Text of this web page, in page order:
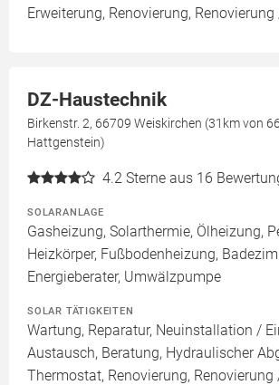
Erweiterung, Renovierung,
DZ-Haustechnik
Birkenstr. 2, 66709 Weiskirchen (31km von
Hattgenstein)
4.2 Sterne aus 16
SOLARANLAGE
Gasheizung, Solarthermie, Ölheizung,
Heizkörper, Fußbodenheizung,
Energieberater, Umwälzpumpe
SOLAR TÄTIGKEITEN
Wartung, Reparatur, Neuinstallation /
Austausch, Beratung, Hydraulischer
Thermostat, Renovierung,